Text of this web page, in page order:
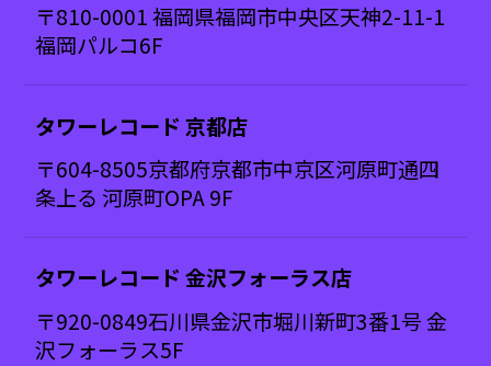
〒810-0001 福岡県福岡市中央区天神2-11-1
福岡パルコ6F
タワーレコード 京都店
〒604-8505京都府京都市中京区河原町通四
条上る 河原町OPA 9F
タワーレコード 金沢フォーラス店
〒920-0849石川県金沢市堀川新町3番1号 金
沢フォーラス5F